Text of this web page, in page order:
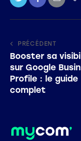
PRÉCÉDENT
Booster sa
sur Google
Profile : le guide
complet